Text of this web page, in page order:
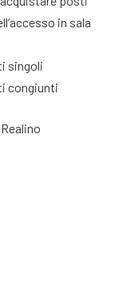
in sala
singoli
congiunti